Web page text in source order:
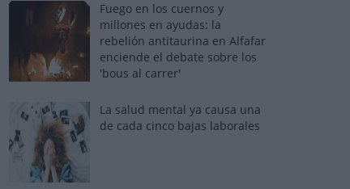
Fuego en los cuernos y
millones en ayudas: la
rebelión antitaurina en Alfafar
enciende el debate sobre los
'bous al carrer'
La salud mental ya causa una
de cada cinco bajas laborales